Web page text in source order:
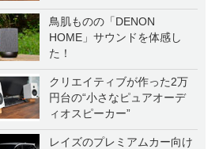
一気に聴く
鳥肌ものの「DENON
HOME」サウンドを体感し
た！
クリエイティブが作った2万
円台の“小さなピュアオーデ
ィオスピーカー”
レイズのプレミアムカー向け